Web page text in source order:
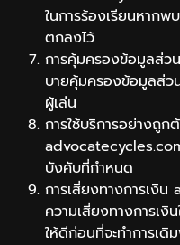
ในการร้องเรียนหากพ
ตกลงไว้
การคุ้มครองข้อมูลส่
บายคุ้มครองข้อมูลส่
ผู้เล่น
การใช้บริการอย่างถู
บังคับที่กำหนด
การเสี่ยงทางการเงิ
ความเสี่ยงทางการเงิ
ให้ดีก่อนที่จะทำการเดิ